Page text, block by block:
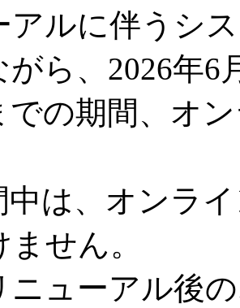
アルに伴うシ
がら、2026年6
での期間、オ
中は、オンラ
せん。
ニューアル後